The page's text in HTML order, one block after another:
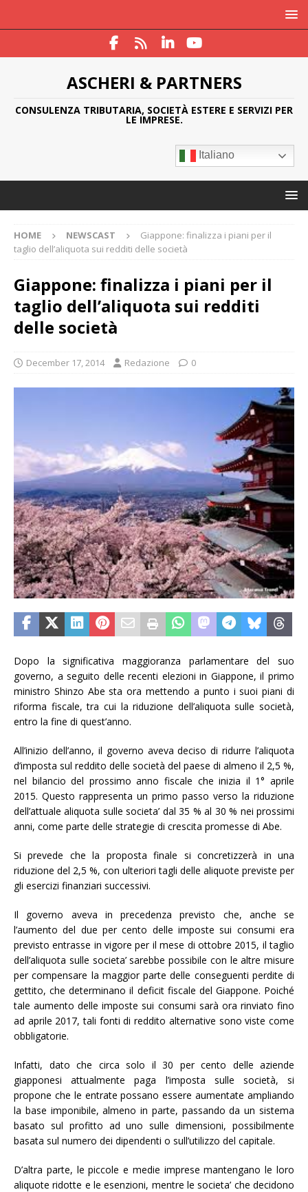
ASCHERI & PARTNERS
CONSULENZA TRIBUTARIA, SOCIETÀ ESTERE E SERVIZI PER
LE IMPRESE.
Italiano
HOME NEWSCAST
Giappone: finalizza i piani per il
taglio dell’aliquota sui redditi delle società
Giappone: finalizza i piani per il
taglio dell’aliquota sui redditi
delle società
December 17, 2014 Redazione 0
Dopo la significativa maggioranza parlamentare del suo
governo, a seguito delle recenti elezioni in Giappone, il primo
ministro Shinzo Abe sta ora mettendo a punto i suoi piani di
riforma fiscale, tra cui la riduzione dell’aliquota sulle società,
entro la fine di quest’anno.
All’inizio dell’anno, il governo aveva deciso di ridurre l’aliquota
d’imposta sul reddito delle società del paese di almeno il 2,5 %,
nel bilancio del prossimo anno fiscale che inizia il 1° aprile
2015. Questo rappresenta un primo passo verso la riduzione
dell’attuale aliquota sulle societa’ dal 35 % al 30 % nei prossimi
anni, come parte delle strategie di crescita promesse di Abe.
Si prevede che la proposta finale si concretizzerà in una
riduzione del 2,5 %, con ulteriori tagli delle aliquote previste per
gli esercizi finanziari successivi.
Il governo aveva in precedenza previsto che, anche se
l’aumento del due per cento delle imposte sui consumi era
previsto entrasse in vigore per il mese di ottobre 2015, il taglio
dell’aliquota sulle societa’ sarebbe possibile con le altre misure
per compensare la maggior parte delle conseguenti perdite di
gettito, che determinano il deficit fiscale del Giappone. Poiché
tale aumento delle imposte sui consumi sarà ora rinviato fino
ad aprile 2017, tali fonti di reddito alternative sono viste come
obbligatorie.
Infatti, dato che circa solo il 30 per cento delle aziende
giapponesi attualmente paga l’imposta sulle società, si
propone che le entrate possano essere aumentate ampliando
la base imponibile, almeno in parte, passando da un sistema
basato sul profitto ad uno sulle dimensioni, possibilmente
basata sul numero dei dipendenti o sull’utilizzo del capitale.
D’altra parte, le piccole e medie imprese mantengano le loro
aliquote ridotte e le esenzioni, mentre le societa’ che decidono